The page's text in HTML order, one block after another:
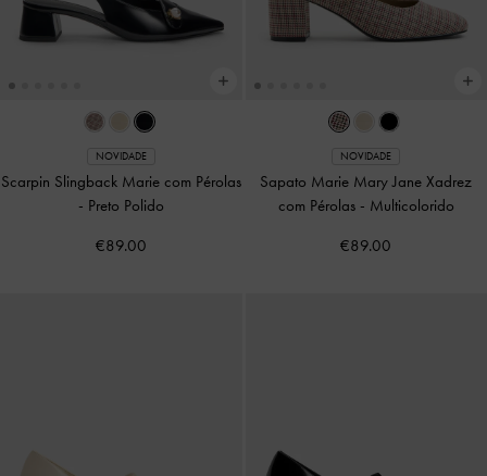
NOVIDADE
Scarpin Slingback Marie com Pérolas
- Preto Polido
€89.00
NOVIDADE
Sapato Marie Mary Jane Xadrez
com Pérolas - Multicolorido
€89.00